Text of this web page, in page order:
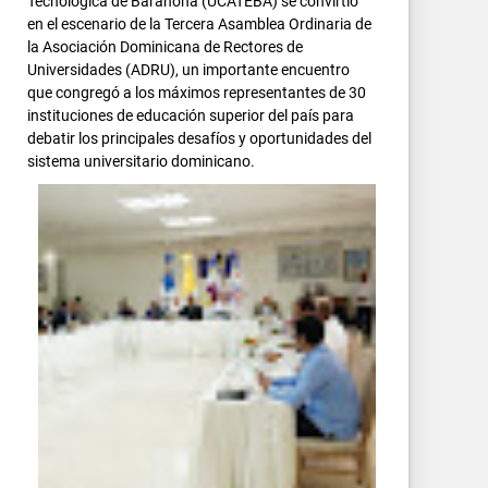
en el escenario de la Tercera Asamblea Ordinaria de
la Asociación Dominicana de Rectores de
Universidades (ADRU), un importante encuentro
que congregó a los máximos representantes de 30
instituciones de educación superior del país para
debatir los principales desafíos y oportunidades del
sistema universitario dominicano.